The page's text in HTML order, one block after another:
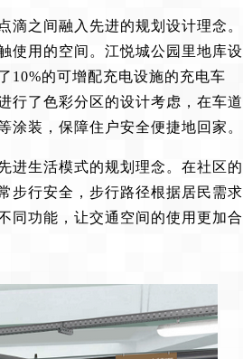
滴之间融入先进的规划设计理念。
使用的空间。江悦城公园里地库设
10%的可增配充电设施的充电车
行了色彩分区的设计考虑，在车道
涂装，保障住户安全便捷地回家。
进生活模式的规划理念。在社区的
步行安全，步行路径根据居民需求
同功能，让交通空间的使用更加合